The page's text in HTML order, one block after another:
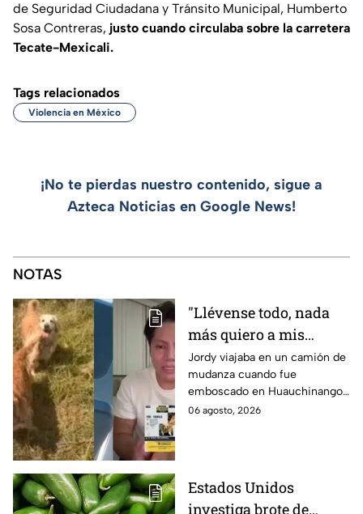
de Seguridad Ciudadana y Tránsito Municipal, Humberto
Sosa Contreras, justo cuando circulaba sobre la carretera
Tecate-Mexicali.
Tags relacionados
Violencia en México
¡No te pierdas nuestro contenido, sigue a
Azteca Noticias en Google News!
NOTAS
"Llévense todo, nada
más quiero a mis
perritas": Asaltan a un
joven, vacían sus
cuentas y le roban a sus
mascotas en
Jordy viajaba en un camión de
mudanza cuando fue
emboscado en Huauchinango,
Puebla, Además de quitarle
06 agosto, 2026
Estados Unidos
investiga brote de